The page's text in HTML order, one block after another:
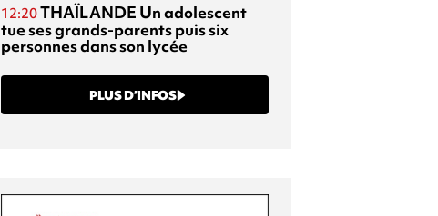
12:20THAÏLANDE Un adolescent
tue ses grands-parents puis six
personnes dans son lycée
PLUS D’INFOS